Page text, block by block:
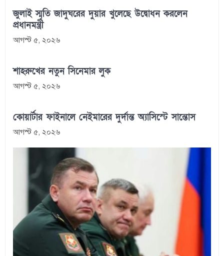
জুলাই স্মৃতি জাদুঘরের দুয়ার খুলেছে উদ্বোধন করলেন
প্রধানমন্ত্রী
আগস্ট ৫, ২০২৬
শাহরুখের নতুন সিনেমার লুক
আগস্ট ৫, ২০২৬
কোয়ার্টার ফাইনালে নেইমারের দুর্দান্ত অ্যাসিস্টে সান্তোস
আগস্ট ৫, ২০২৬